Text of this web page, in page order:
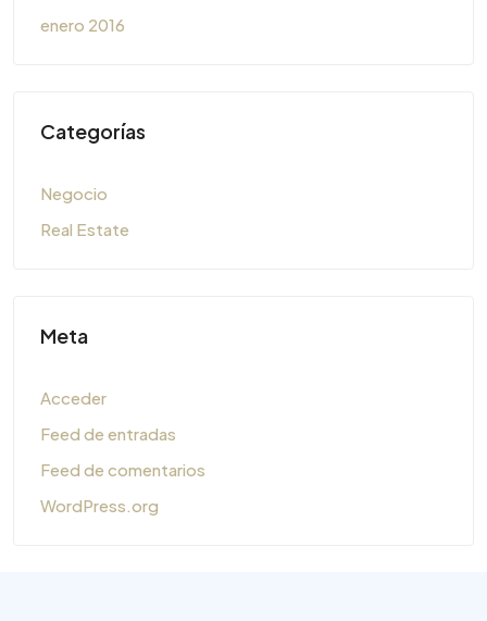
enero 2016
Categorías
Negocio
Real Estate
Meta
Acceder
Feed de entradas
Feed de comentarios
WordPress.org